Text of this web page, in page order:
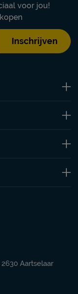
voor jou!
Inschrijven
Aartselaar